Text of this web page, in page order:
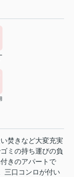
焚きなど大変充実
ミの持ち運びの負
きのアパートで
三口コンロが付い